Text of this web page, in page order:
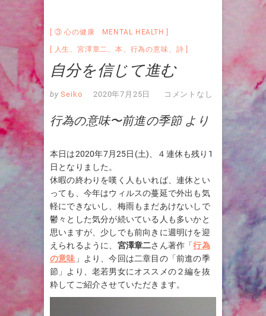
③ 心の健康 MENTAL HEALTH
人生 、宮澤章二 、本 行為の意味 詩
自分を信じて進む
by Seiko 2020年7月25日 コメントなし
行為の意味〜前進の季節 より
本日は2020年7月25日(土)、４連休も残り1
日となりました。
休暇の終わりを嘆く人もいれば、連休とい
っても、今年はウィルスの蔓延で外出も気
軽にできないし、梅雨もまだあけないしで
鬱々とした気分が続いている人も多いかと
思いますが、少しでも前向きに週明けを迎
えられるように、 宮澤章二さん著作「行為
の意味 」より、今回は二章目の「前進の季
節」より、老若男女にオススメの２編を抜
粋してご紹介させていただきます。